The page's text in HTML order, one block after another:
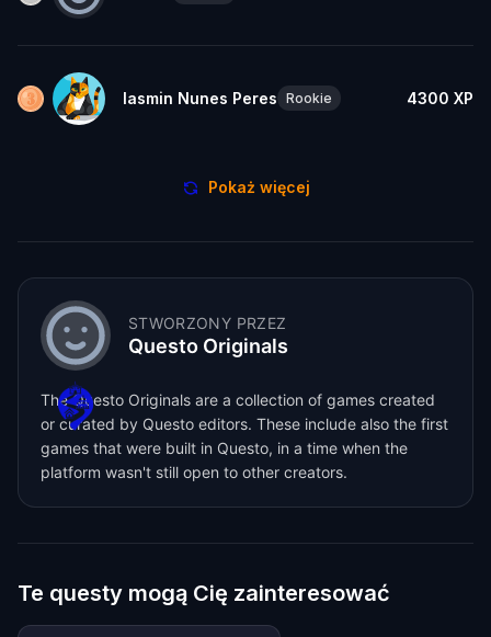
Iasmin Nunes Peres Rookie 4300 XP
Pokaż więcej
STWORZONY PRZEZ
Questo Originals
The Questo Originals are a collection of games created
or curated by Questo editors. These include also the first
games that were built in Questo, in a time when the
platform wasn't still open to other creators.
Te questy mogą Cię zainteresować